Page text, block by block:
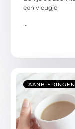
een vleugje
...
AANBIEDINGEN